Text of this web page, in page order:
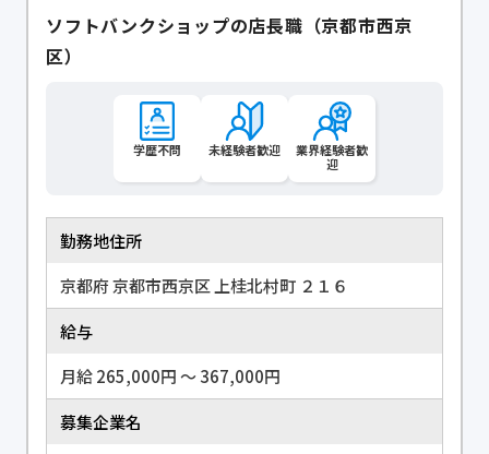
ソフトバンクショップの店長職（京都市西京
区）
学歴不問 未経験者歓迎
業界経験者歓
迎
勤務地住所
京都府 京都市西京区 上桂北村町 ２１６
給与
月給 265,000円 〜 367,000円
募集企業名